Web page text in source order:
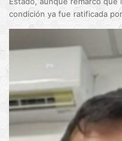
condición ya fue ratificada